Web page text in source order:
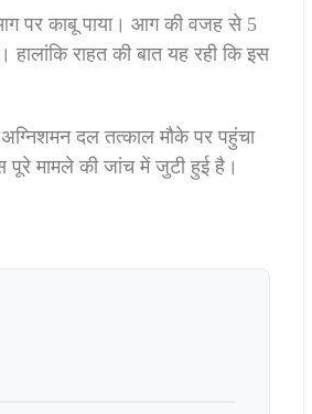
पर काबू पाया। आग की वजह से 5
राहत की बात यह रही कि इस
दल तत्काल मौके पर पहुंचा
मामले की जांच में जुटी हुई है।